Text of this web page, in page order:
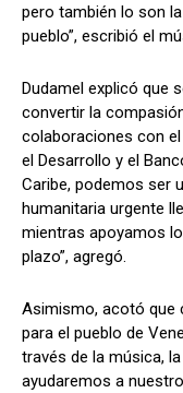
pero también lo son
pueblo”, escribió el
Dudamel explicó que
convertir la
colaboraciones con
el Desarrollo y el
Caribe, podemos ser
humanitaria urgente
mientras apoyamos
plazo”, agregó.
Asimismo, acotó que
para el pueblo de
través de la música,
ayudaremos a